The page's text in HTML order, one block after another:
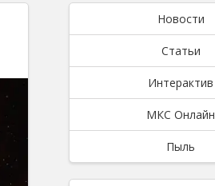
Новости
Статьи
Интерактив
МКС Онлайн
Пыль